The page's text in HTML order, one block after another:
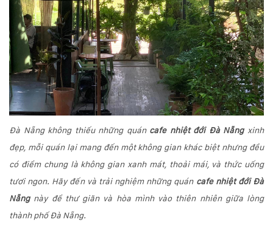
Đà Nẵng không thiếu những quán cafe nhiệt đới Đà Nẵngxinh
đẹp, mỗi quán lại mang đến một không gian khác biệt nhưng đều
có điểm chung là không gian xanh mát, thoải mái, và thức uống
tươi ngon. Hãy đến và trải nghiệm những quán cafe nhiệt đới Đà
Nẵngnày để thư giãn và hòa mình vào thiên nhiên giữa lòng
thành phố Đà Nẵng.